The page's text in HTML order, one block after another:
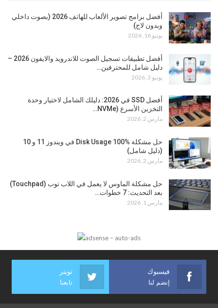
أفضل برامج تصوير الألعاب للهاتف 2026 (بصوت داخلي
وبدون لاج)
يونيو 16, 2026
أفضل تطبيقات تسجيل الصوت للاندرويد والايفون 2026 –
دليل شامل للمحترفين…
يونيو 3, 2026
أفضل SSD في 2026: دليلك الشامل لاختيار وحدة
التخزين الأسرع (NVMe…
مارس 2, 2026
حل مشكلة Disk Usage 100% في ويندوز 11 و 10
(دليل شامل)
مارس 2, 2026
حل مشكلة الماوس لا يعمل في اللاب توب (Touchpad)
بعد التحديث: 7 خطوات…
مارس 1, 2026
فيسبوك
إنضم لنا
تويتر
تابعنا